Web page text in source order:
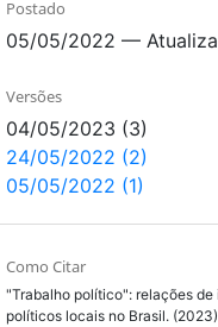
Postado
05/05/2022 —
Versões
04/05/2023 (3)
24/05/2022 (2)
05/05/2022 (1)
Como Citar
"Trabalho político": relações
políticos locais no Brasil.